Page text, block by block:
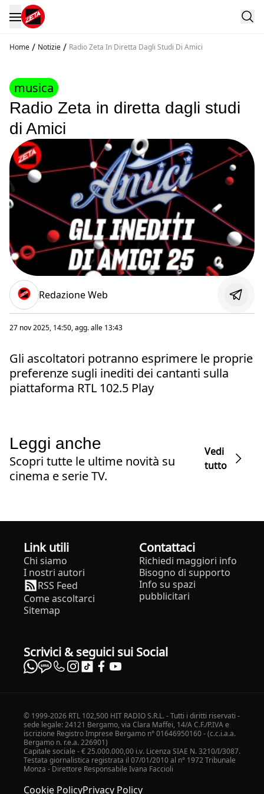
Home / Notizie / Radio Zeta In Diretta Dagli Studi Di Amici
musica
Radio Zeta in diretta dagli studi
di Amici
Redazione Web
27 nov 2025, 14:50, agg. alle 13:43
Gli ascoltatori potranno esprimere le proprie
preferenze sugli inediti dei cantanti sulla
piattaforma RTL 102.5 Play
Leggi anche
Scopri tutte le ultime novità su
cinema e serie TV.
Vedi
tutto
Link utili
Chi siamo
I nostri autori
RSS Feed
Come ascoltarci
Sitemap
Contattaci
Richiedi maggiori info
Bisogno di supporto
Info su spazi
pubblicitari
Scrivici & seguici sui Social
© 1999-2026 RTL 102,500 HIT RADIO S.R.L. - Tutti i diritti riservati -
sede legale: 24121 Bergamo, via Clara Maffei, 14/A C.F./P.IVA e
iscrizione Registro Imprese Bergamo n° 01646950160 - (c.c.i.a.a.
Bergamo n. r.e.a. 226901)
Capitale sociale - € 25.000.000,00 i.v. Licenza SIAE N. 3210/I/3087.
Testata giornalistica registrata il 07/01/2010 al n° 1972 Tribunale
Monza - Direttore Responsabile Ivana Faccioli
Cookie PolicyPrivacy Policy